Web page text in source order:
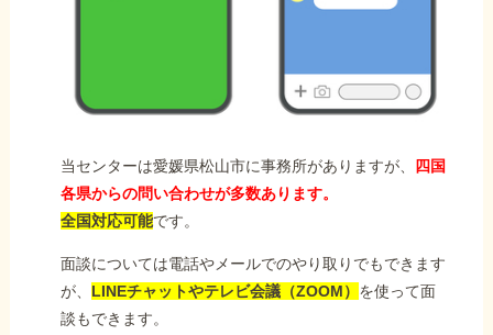
当センターは愛媛県松山市に事務所がありますが、
四国
各県からの問い合わせが多数あります。
全国対応可能です。
面談については電話やメールでのやり取りでもできます
が、 LINEチャットやテレビ会議（ZOOM） を使って面
談もできます。